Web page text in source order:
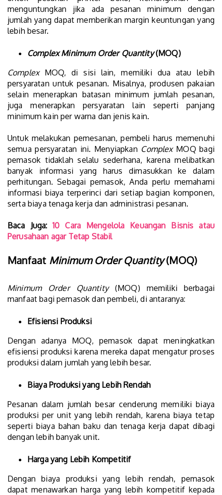
menguntungkan jika ada pesanan minimum dengan
jumlah yang dapat memberikan margin keuntungan yang
lebih besar.
Complex Minimum Order Quantity(MOQ)
ComplexMOQ, di sisi lain, memiliki dua atau lebih
persyaratan untuk pesanan. Misalnya, produsen pakaian
selain menerapkan batasan minimum jumlah pesanan,
juga menerapkan persyaratan lain seperti panjang
minimum kain per warna dan jenis kain.
Untuk melakukan pemesanan, pembeli harus memenuhi
semua persyaratan ini. Menyiapkan ComplexMOQ bagi
pemasok tidaklah selalu sederhana, karena melibatkan
banyak informasi yang harus dimasukkan ke dalam
perhitungan. Sebagai pemasok, Anda perlu memahami
informasi biaya terperinci dari setiap bagian komponen,
serta biaya tenaga kerja dan administrasi pesanan.
Baca Juga:10 Cara Mengelola Keuangan Bisnis atau
Perusahaan agar Tetap Stabil
Manfaat Minimum Order Quantity(MOQ)
Minimum Order Quantity(MOQ) memiliki berbagai
manfaat bagi pemasok dan pembeli, di antaranya:
Efisiensi Produksi
Dengan adanya MOQ, pemasok dapat meningkatkan
efisiensi produksi karena mereka dapat mengatur proses
produksi dalam jumlah yang lebih besar.
Biaya Produksi yang Lebih Rendah
Pesanan dalam jumlah besar cenderung memiliki biaya
produksi per unit yang lebih rendah, karena biaya tetap
seperti biaya bahan baku dan tenaga kerja dapat dibagi
dengan lebih banyak unit.
Harga yang Lebih Kompetitif
Dengan biaya produksi yang lebih rendah, pemasok
dapat menawarkan harga yang lebih kompetitif kepada